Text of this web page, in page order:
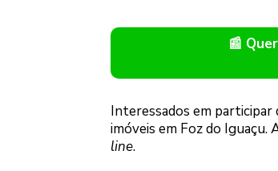
📰
Interessados em participar
imóveis em Foz do Iguaçu.
line.